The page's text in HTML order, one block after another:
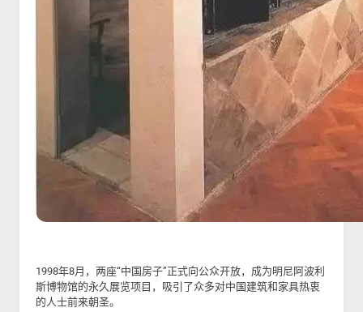
1998年8月，两座“中国房子”正式向公众开放，成为明尼阿波利
斯博物馆的永久展览项目，吸引了众多对中国建筑和家具热衷
的人士前来朝圣。